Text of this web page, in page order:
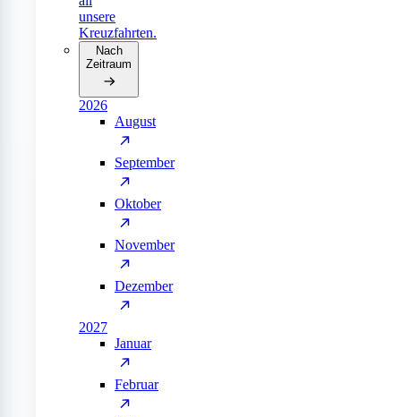
unsere
Kreuzfahrten.
Nach
Zeitraum
2026
August
September
Oktober
November
Dezember
2027
Januar
Februar